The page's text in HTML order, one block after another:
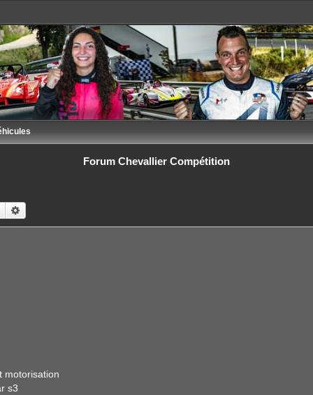
Forum Chevallier Compétition
Rechercher
motorisation
s3